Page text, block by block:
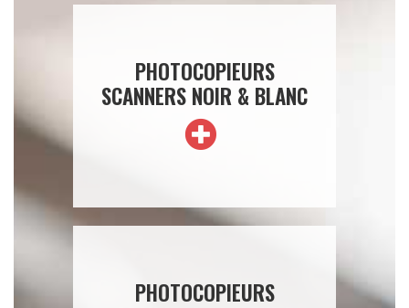
PHOTOCOPIEURS
SCANNERS NOIR & BLANC
PHOTOCOPIEURS